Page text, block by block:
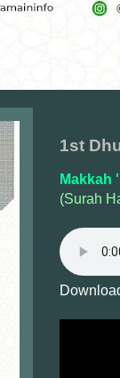
1st
Makkah
(Surah